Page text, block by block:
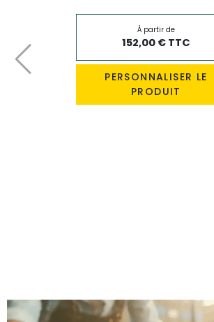
À partir de
152,00 € TTC
PERSONNALISER LE
PRODUIT
Précédent